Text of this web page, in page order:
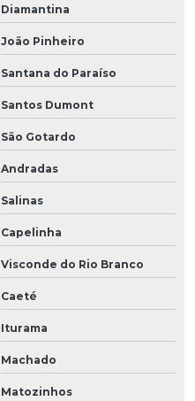
Diamantina
João Pinheiro
Santana do Paraíso
Santos Dumont
São Gotardo
Andradas
Salinas
Capelinha
Visconde do Rio Branco
Caeté
Iturama
Machado
Matozinhos